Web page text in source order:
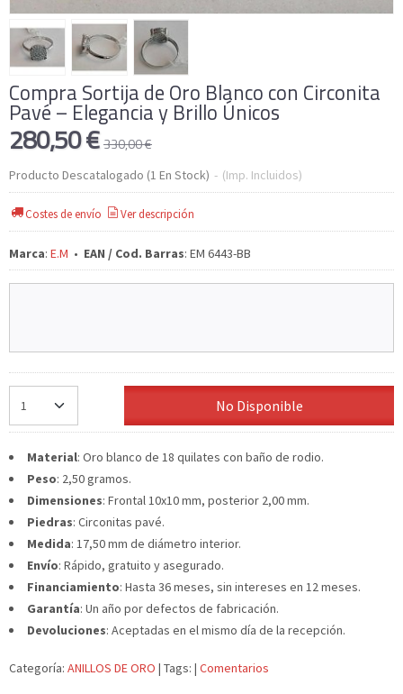
Compra Sortija de Oro Blanco con Circonita
Pavé – Elegancia y Brillo Únicos
280,50 €330,00 €
Producto Descatalogado (1 En Stock) - (Imp. Incluidos)
Costes de envío Ver descripción
Marca: E.M • EAN / Cod. Barras: EM 6443-BB
No Disponible
Material: Oro blanco de 18 quilates con baño de rodio.
Peso: 2,50 gramos.
Dimensiones: Frontal 10x10 mm, posterior 2,00 mm.
Piedras: Circonitas pavé.
Medida: 17,50 mm de diámetro interior.
Envío: Rápido, gratuito y asegurado.
Financiamiento: Hasta 36 meses, sin intereses en 12 meses.
Garantía: Un año por defectos de fabricación.
Devoluciones: Aceptadas en el mismo día de la recepción.
Categoría: ANILLOS DE ORO | Tags: | Comentarios